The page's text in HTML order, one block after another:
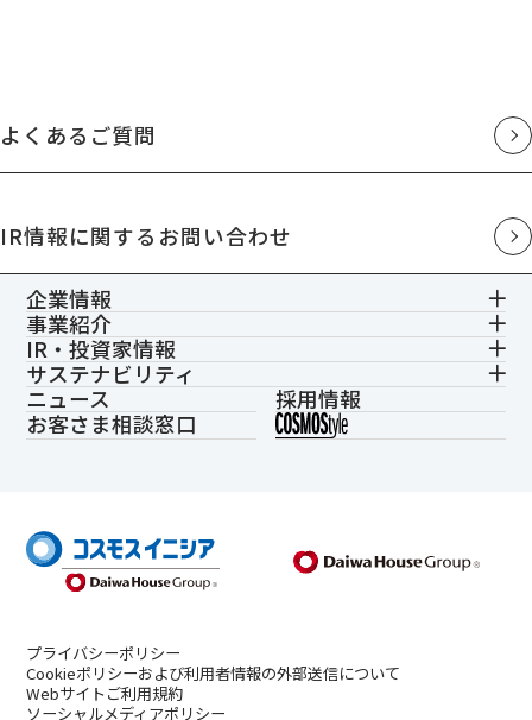
よくあるご質問
IR情報に関するお問い合わせ
企業情報
事業紹介
IR・投資家情報
サステナビリティ
ニュース
採用情報
お客さま相談窓口
プライバシーポリシー
Cookieポリシーおよび利用者情報の外部送信について
Webサイトご利用規約
ソーシャルメディアポリシー